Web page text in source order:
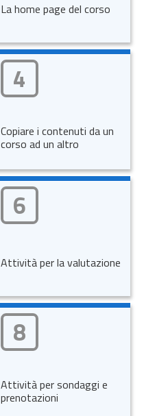
La home page del corso
4
Copiare i contenuti da un
corso ad un altro
6
Attività per la valutazione
8
Attività per sondaggi e
prenotazioni